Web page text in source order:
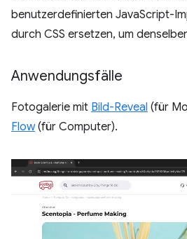
benutzerdefinierten JavaScript-
durch CSS ersetzen, um
Anwendungsfälle
Fotogalerie mit Bild-Reveal (für
Flow(für Computer).